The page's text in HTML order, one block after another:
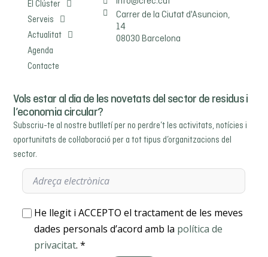
El Clúster
Serveis
Actualitat
Agenda
Contacte
Carrer de la Ciutat d'Asuncion,
14
08030 Barcelona
Vols estar al dia de les novetats del sector de residus i
l’economia circular?
Subscriu-te al nostre butlletí per no perdre’t les activitats, notícies i
oportunitats de col·laboració per a tot tipus d’organitzacions del
sector.